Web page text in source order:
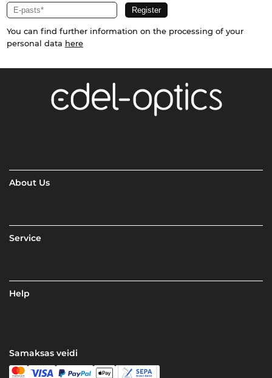
You can find further information on the processing of your
personal data here
About Us
Service
Help
Samaksas veidi